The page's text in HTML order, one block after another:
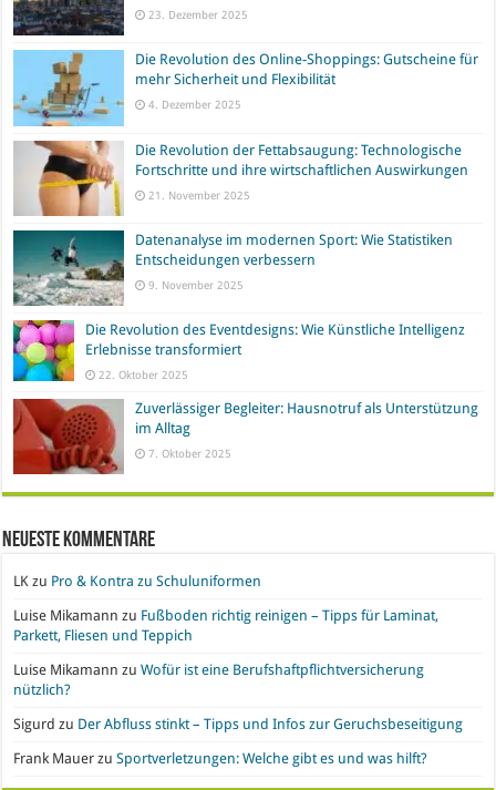
23. Dezember 2025
Die Revolution des Online-Shoppings: Gutscheine für
mehr Sicherheit und Flexibilität
4. Dezember 2025
Die Revolution der Fettabsaugung: Technologische
Fortschritte und ihre wirtschaftlichen Auswirkungen
21. November 2025
Datenanalyse im modernen Sport: Wie Statistiken
Entscheidungen verbessern
9. November 2025
Die Revolution des Eventdesigns: Wie Künstliche Intelligenz
Erlebnisse transformiert
22. Oktober 2025
Zuverlässiger Begleiter: Hausnotruf als Unterstützung
im Alltag
7. Oktober 2025
Neueste Kommentare
LK zu Pro & Kontra zu Schuluniformen
Luise Mikamann zu Fußboden richtig reinigen – Tipps für Laminat,
Parkett, Fliesen und Teppich
Luise Mikamann zuWofür ist eine Berufshaftpflichtversicherung
nützlich?
Sigurd zu Der Abfluss stinkt – Tipps und Infos zur Geruchsbeseitigung
Frank Mauer zuSportverletzungen: Welche gibt es und was hilft?